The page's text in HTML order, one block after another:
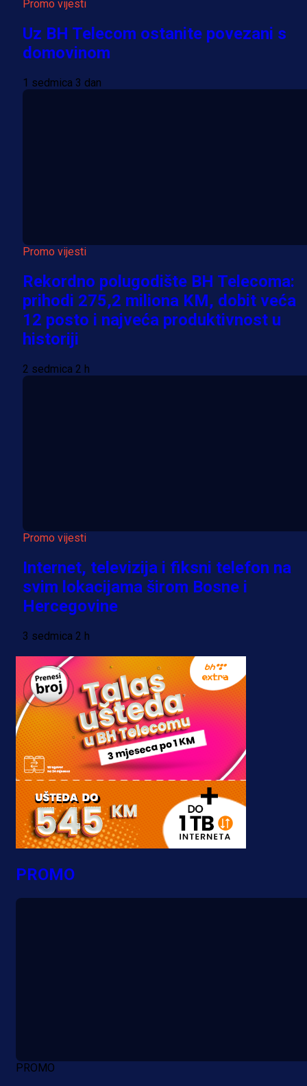
Promo vijesti
Uz BH Telecom ostanite povezani s
domovinom
1 sedmica 3 dan
Promo vijesti
Rekordno polugodište BH Telecoma:
prihodi 275,2 miliona KM, dobit veća
12 posto i najveća produktivnost u
historiji
2 sedmica 2 h
Promo vijesti
Internet, televizija i fiksni telefon na
svim lokacijama širom Bosne i
Hercegovine
3 sedmica 2 h
PROMO
PROMO